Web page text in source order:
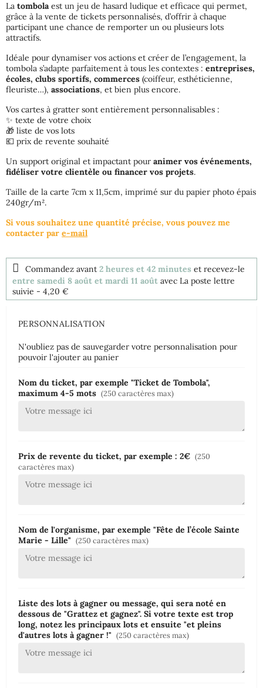
La tombolaest un jeu de hasard ludique et efficace qui permet,
grâce à la vente de tickets personnalisés, d’offrir à chaque
participant une chance de remporter un ou plusieurs lots
attractifs.
Idéale pour dynamiser vos actions et créer de l’engagement, la
tombola s’adapte parfaitement à tous les contextes : entreprises,
écoles, clubs sportifs, commerces (coiffeur, esthéticienne,
fleuriste…), associations, et bien plus encore.
Vos cartes à gratter sont entièrement personnalisables :
✨ texte de votre choix
🎁 liste de vos lots
💶 prix de revente souhaité
Un support original et impactant pour animer vos événements,
fidéliser votre clientèle ou financer vos projets.
Taille de la carte 7cm x 11,5cm, imprimé sur du papier photo épais
240gr/m².
Si vous souhaitez une quantité précise, vous pouvez me
contacter par e-mail
Commandez avant 2 heures et 42 minutes et recevez-le
entre samedi 8 août et mardi 11 août avec La poste lettre
suivie - 4,20 €
PERSONNALISATION
N'oubliez pas de sauvegarder votre personnalisation pour
pouvoir l'ajouter au panier
Nom du ticket, par exemple "Ticket de Tombola",
maximum 4-5 mots (250 caractères max)
Prix de revente du ticket, par exemple : 2€ (250
caractères max)
Nom de l'organisme, par exemple "Fête de l’école Sainte
Marie - Lille" (250 caractères max)
Liste des lots à gagner ou message, qui sera noté en
dessous de "Grattez et gagnez". Si votre texte est trop
long, notez les principaux lots et ensuite "et pleins
d'autres lots à gagner !" (250 caractères max)